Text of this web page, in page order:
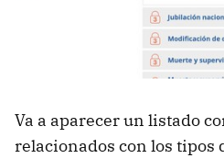
Va a aparecer un listado
relacionados con los tipos